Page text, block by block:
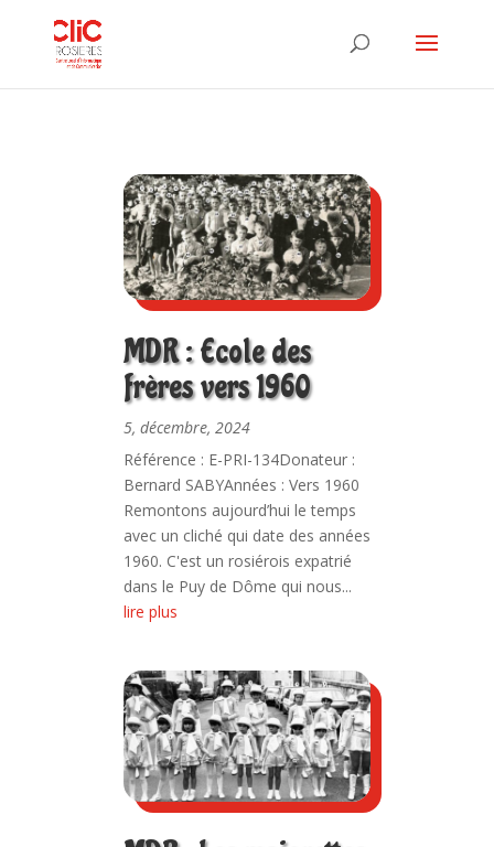
MDR : Ecole des
frères vers 1960
5, décembre, 2024
Référence : E-PRI-134Donateur :
Bernard SABYAnnées : Vers 1960
Remontons aujourd’hui le temps
avec un cliché qui date des années
1960. C'est un rosiérois expatrié
dans le Puy de Dôme qui nous...
lire plus